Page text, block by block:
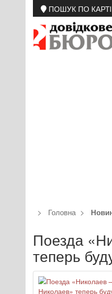
ПОШУК ПО КАРТІ
Головна
Поезда
теперь